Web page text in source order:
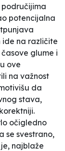
područijima
potencijalna
ide na različite
glume i
ove
na važnost
da
stava,
očigledno
se svestrano,
najblaže